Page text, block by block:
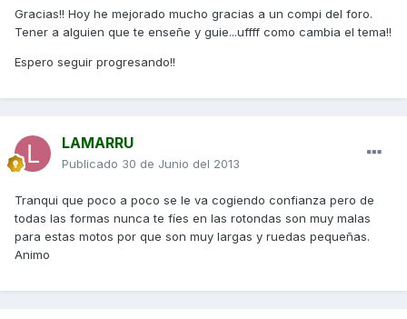
Gracias!! Hoy he mejorado mucho gracias a un compi del foro.
Tener a alguien que te enseñe y guie...uffff como cambia el tema!!
Espero seguir progresando!!
LAMARRU
Publicado 30 de Junio del 2013
Tranqui que poco a poco se le va cogiendo confianza pero de
todas las formas nunca te fíes en las rotondas son muy malas
para estas motos por que son muy largas y ruedas pequeñas.
Animo